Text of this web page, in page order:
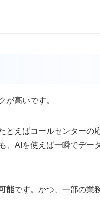
が高いです。
とえばコールセンターの
、AIを使えば一瞬でデー
能です。かつ、一部の業